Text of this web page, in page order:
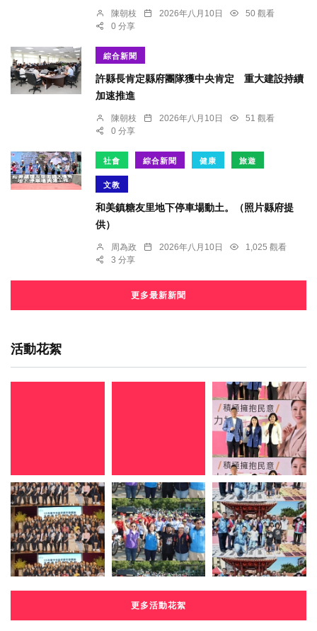
陳朝枝 2026年八月10日
50 觀看
0 分享
綜合新聞
許縣長肯定縣府團隊獲中央肯定 重大建設持續
加速推進
陳朝枝 2026年八月10日
51 觀看
0 分享
社會 綜合新聞 健康 旅遊
文教
和美鎮糖友里地下停車場動土。（照片縣府提
供）
周為政 2026年八月10日
1,025 觀看
3 分享
更多最新新聞
活動花絮
更多活動花絮